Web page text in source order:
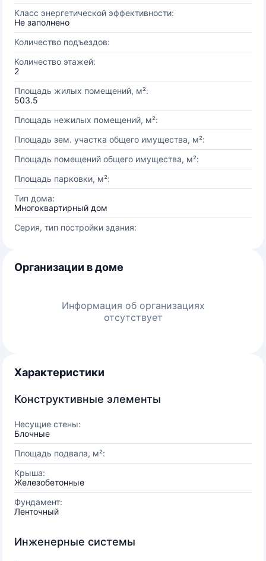
Класс энергетической эффективности:
Не заполнено
Количество подъездов:
Количество этажей:
2
Площадь жилых помещений, м²:
503.5
Площадь нежилых помещений, м²:
Площадь зем. участка общего имущества, м²:
Площадь помещений общего имущества, м²:
Площадь парковки, м²:
Тип дома:
Многоквартирный дом
Серия, тип постройки здания:
Организации в доме
Информация об организациях
отсутствует
Характеристики
Конструктивные элементы
Несущие стены:
Блочные
Площадь подвала, м²:
Крыша:
Железобетонные
Фундамент:
Ленточный
Инженерные системы